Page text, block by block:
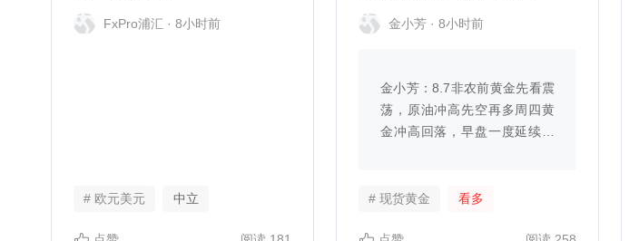
FxPro浦汇 · 8小时前
# 欧元美元 中立
空再多
金小芳 · 8小时前
金小芳：8.7非农前黄金先看震
荡，原油冲高先空再多周四黄
金冲高回落，早盘一度延续周
随后震荡回落，最低触...
# 现货黄金 看多